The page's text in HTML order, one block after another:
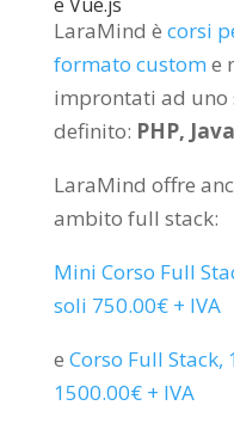
LaraMind è corsi
formato custom e
improntati ad uno
definito: PHP,
LaraMind offre
ambito full stack:
Mini Corso Full
soli 750.00€ + IVA
e Corso Full
1500.00€ + IVA